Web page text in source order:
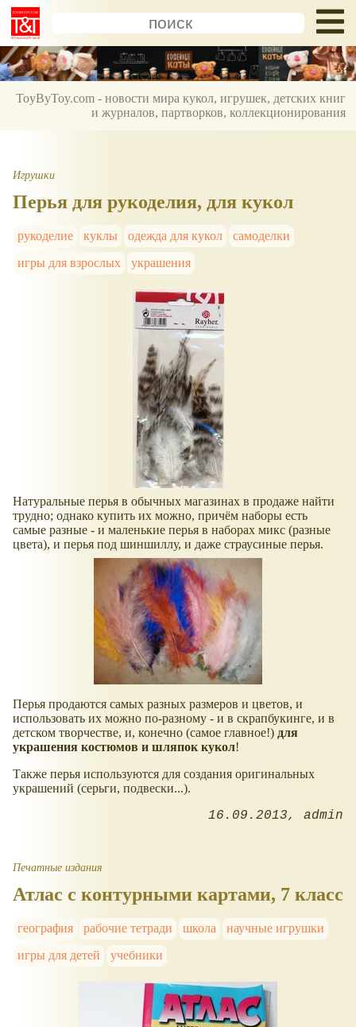
ToyByToy.com - новости мира кукол, игрушек, детских книг
и журналов, партворков, коллекционирования
Игрушки
Перья для рукоделия, для кукол
рукоделие куклы одежда для кукол
самоделки
игры для взрослых
украшения
Натуральные перья в обычных магазинах в продаже найти
трудно; однако купить их можно, причём наборы есть
самые разные - и маленькие перья в наборах микс (разные
цвета), и перья под шиншиллу, и даже страусиные перья.
Перья продаются самых разных размеров и цветов, и
использовать их можно по-разному - и в скрапбукинге, и в
детском творчестве, и, конечно (самое главное!) для
украшения костюмов и шляпок кукол!
Также перья используются для создания оригинальных
украшений (серьги, подвески...).
16.09.2013 admin
Печатные издания
Атлас с контурными картами, 7 класс
география рабочие тетради школа
научные игрушки
игры для детей
учебники